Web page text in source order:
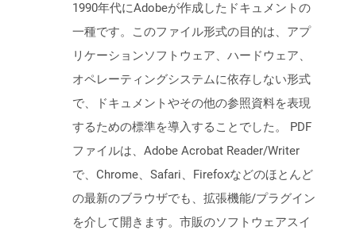
1990年代にAdobeが作成したドキュメントの
一種です。このファイル形式の目的は、アプ
リケーションソフトウェア、ハードウェア、
オペレーティングシステムに依存しない形式
で、ドキュメントやその他の参照資料を表現
するための標準を導入することでした。 PDF
ファイルは、Adobe Acrobat Reader/Writer
で、Chrome、Safari、Firefoxなどのほとんど
の最新のブラウザでも、拡張機能/プラグイン
を介して開きます。市販のソフトウェアスイ